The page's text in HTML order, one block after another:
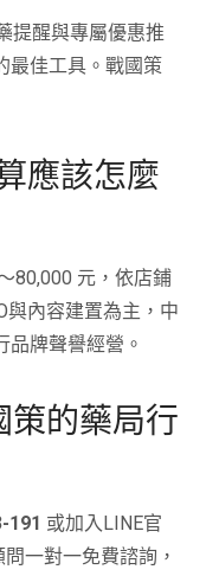
提醒與專屬優惠推
最佳工具。戰國策
應該怎麼
80,000 元，依店鋪
與內容建置為主，中
品牌聲譽經營。
策的藥局行
191 或加入LINE官
一對一免費諮詢，